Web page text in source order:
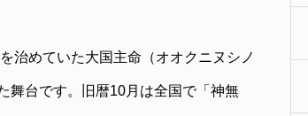
治めていた大国主命（オオクニヌシノ
舞台です。旧暦10月は全国で「神無